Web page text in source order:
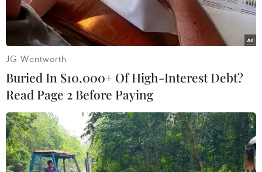
TIN LIÊN QUAN
JG Wentworth
Buried In $10,000+ Of High-Interest Debt?
Read Page 2 Before Paying